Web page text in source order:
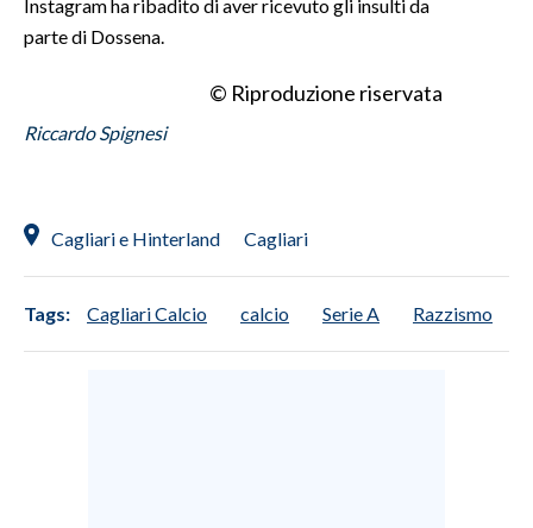
Instagram ha ribadito di aver ricevuto gli insulti da
parte di Dossena.
© Riproduzione riservata
Riccardo Spignesi
Cagliari e Hinterland Cagliari
Tags: Cagliari Calcio calcio Serie A Razzismo